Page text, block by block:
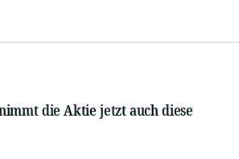
die Aktie jetzt auch diese